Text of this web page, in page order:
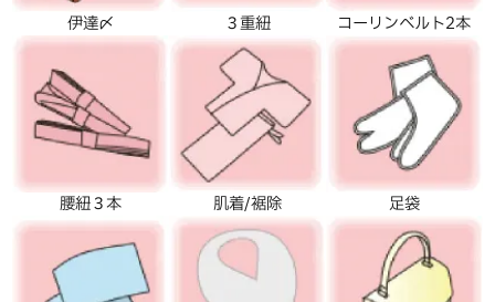
伊達〆 ３重紐 コーリンベルト2本
腰紐３本 肌着/裾除 足袋